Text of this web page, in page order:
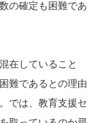
の確定も困難であ
在していること
難であるとの理由
では、教育支援セ